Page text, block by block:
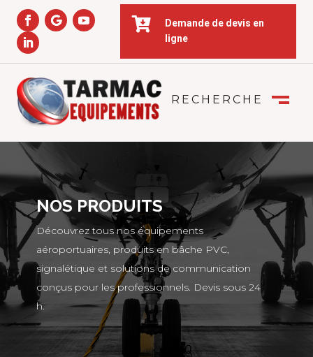

Demande de devis en
ligne
RECHERCHE
NOS PRODUITS
Découvrez tous nos équipements
aéroportuaires, produits en bâche PVC,
signalétique et solutions de communication
conçus pour les professionnels. Devis sous 24
h.